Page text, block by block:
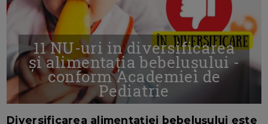
11 NU-uri in diversificarea
și alimentația bebelușului -
conform Academiei de
Pediatrie
Diversificarea alimentației bebelușului este